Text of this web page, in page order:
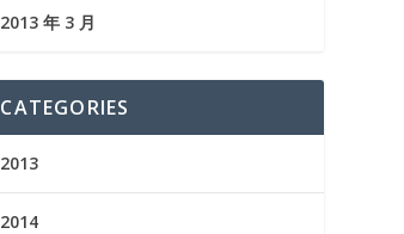
2013 年 3 月
CATEGORIES
2013
2014